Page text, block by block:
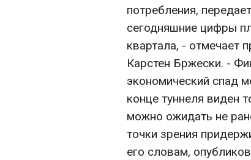
потребления,
сегодняшние цифры
квартала, - отмечает
Карстен Бржески. -
экономический спад
конце туннеля виден
можно ожидать не
точки зрения
его словам,